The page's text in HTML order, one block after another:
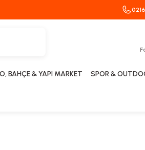
BAHÇE & YAPI MARKET SPOR &